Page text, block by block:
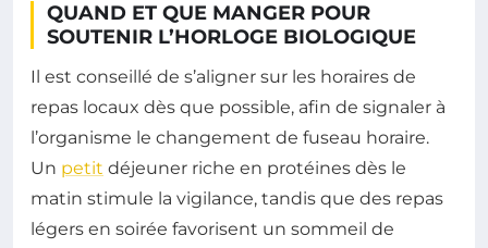
QUAND ET QUE MANGER POUR
SOUTENIR L’HORLOGE BIOLOGIQUE
Il est conseillé de s’aligner sur les horaires de
repas locaux dès que possible, afin de signaler à
l’organisme le changement de fuseau horaire.
Un petit déjeuner riche en protéines dès le
matin stimule la vigilance, tandis que des repas
légers en soirée favorisent un sommeil de